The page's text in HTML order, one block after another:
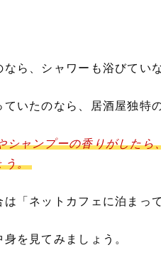
ら、シャワーも浴びてい
いたのなら、居酒屋独特
シャンプーの香りがした
う。
「ネットカフェに泊まっ
を見てみましょう。